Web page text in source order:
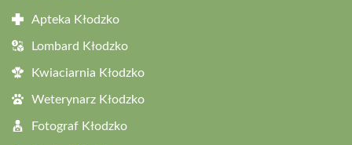
Apteka Kłodzko
Lombard Kłodzko
Kwiaciarnia Kłodzko
Weterynarz Kłodzko
Fotograf Kłodzko